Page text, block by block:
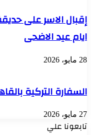
إقبال الاسر على
ايام عيد الاضحى
28 مايو، 2026
السفارة التركية
27 مايو، 2026
تابعونا علي